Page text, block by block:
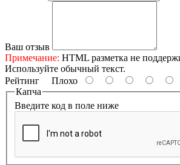
Ваш отзыв
Примечание: HTML разметка не
Используйте обычный текст.
Рейтинг Плохо
Капча
Введите код в поле ниже